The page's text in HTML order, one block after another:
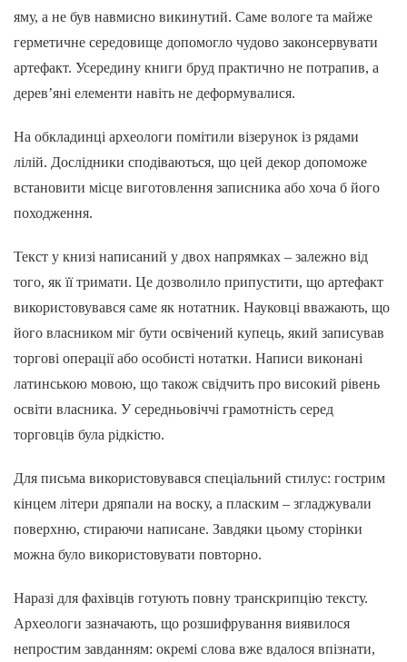
яму, а не був навмисно викинутий. Саме вологе та майже
герметичне середовище допомогло чудово законсервувати
артефакт. Усередину книги бруд практично не потрапив, а
дерев’яні елементи навіть не деформувалися.
На обкладинці археологи помітили візерунок із рядами
лілій. Дослідники сподіваються, що цей декор допоможе
встановити місце виготовлення записника або хоча б його
походження.
Текст у книзі написаний у двох напрямках – залежно від
того, як її тримати. Це дозволило припустити, що артефакт
використовувався саме як нотатник. Науковці вважають, що
його власником міг бути освічений купець, який записував
торгові операції або особисті нотатки. Написи виконані
латинською мовою, що також свідчить про високий рівень
освіти власника. У середньовіччі грамотність серед
торговців була рідкістю.
Для письма використовувався спеціальний стилус: гострим
кінцем літери дряпали на воску, а пласким – згладжували
поверхню, стираючи написане. Завдяки цьому сторінки
можна було використовувати повторно.
Наразі для фахівців готують повну транскрипцію тексту.
Археологи зазначають, що розшифрування виявилося
непростим завданням: окремі слова вже вдалося впізнати,